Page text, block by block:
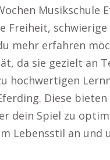
Musikschule
mehr erfahren
da sie gezielt an
hochwertigen
Diese
Spiel zu
Lebensstil an